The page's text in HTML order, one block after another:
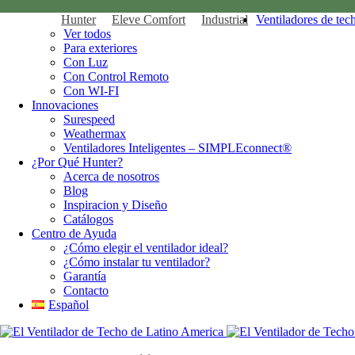
Hunter Eleve Comfort Industrial
Ventiladores de
Ver todos
Para exteriores
Con Luz
Con Control Remoto
Con WI-FI
Innovaciones
Surespeed
Weathermax
Ventiladores Inteligentes – SIMPLEconnect®
¿Por Qué Hunter?
Acerca de nosotros
Blog
Inspiracion y Diseño
Catálogos
Centro de Ayuda
¿Cómo elegir el ventilador ideal?
¿Cómo instalar tu ventilador?
Garantía
Contacto
Español